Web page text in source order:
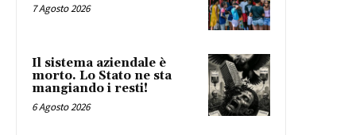
7 Agosto 2026
Il sistema aziendale è
morto. Lo Stato ne sta
mangiando i resti!
6 Agosto 2026